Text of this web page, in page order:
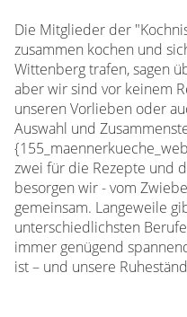
Die Mitglieder der
zusammen kochen und
Wittenberg trafen, sagen
aber wir sind vor keinem
unseren Vorlieben oder
Auswahl und
zwei für die Rezepte und
besorgen wir - vom
gemeinsam. Langeweile
unterschiedlichsten
immer genügend
ist – und unsere